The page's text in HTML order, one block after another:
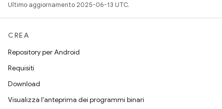
Ultimo aggiornamento 2025-06-13 UTC.
CREA
Repository per Android
Requisiti
Download
Visualizza l'anteprima dei programmi binari